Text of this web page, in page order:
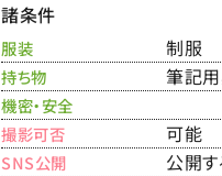
諸条件
服装 制服
持ち物 筆記
機密・安全
撮影可否
可能
SNS公開 公開す